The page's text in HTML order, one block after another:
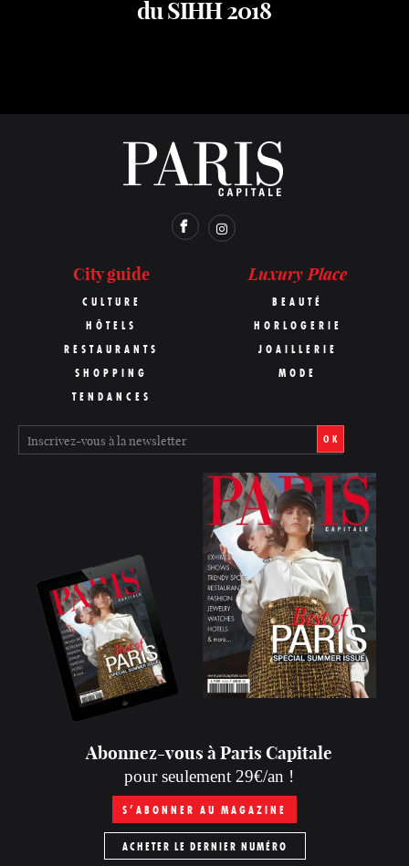
du SIHH 2018
City guide
CULTURE
HÔTELS
RESTAURANTS
SHOPPING
TENDANCES
Luxury Place
BEAUTÉ
HORLOGERIE
JOAILLERIE
MODE
OK
Abonnez-vous à Paris Capitale
pour seulement 29€/an !
S’ABONNER AU MAGAZINE
ACHETER LE DERNIER NUMÉRO